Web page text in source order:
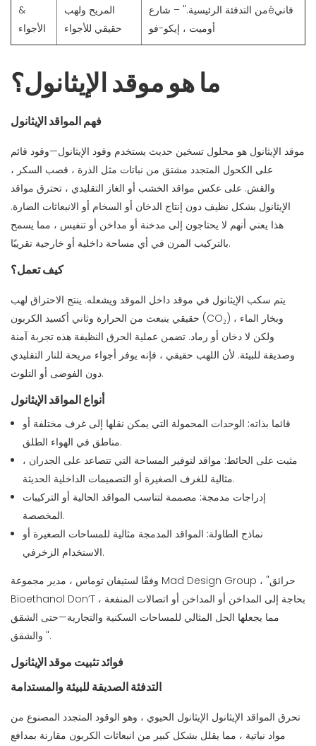
&
الأجواء
المريح ولهب
حقيقي للأجواء
من التدفئة الرئيسية." – شارعéفاني
أوميت ، إيكو-فو
ما هو موقد الإيثانول؟
فهم المواقد الإيثانول
موقد الإيثانول هو محلول تسخين حديث يستخدم وقود الإيثانول—وقود قائم
على الكحول المتجدد مشتق من نباتات مثل الذرة ، قصب السكر ،
والقش. على عكس مواقد الخشب أو الغاز التقليدي ، تحترق مواقد
الإيثانول بشكل نظيف دون إنتاج الدخان أو السخام أو الانبعاثات الضارة.
هذا يعني أنهم لا يحتاجون إلى مدخنة أو مداخن أو تنفيس ، مما يسمح
بالتركيب المرن في أي مساحة داخلية أو خارجية تقريبًا.
كيف تعمل؟
يتم سكب الإيثانول في موقد داخل الموقد ويشعله. ينتج الاحتراق لهب
حقيقي ينبعث من الحرارة وثاني أكسيد الكربون (CO₂) وبخار الماء ،
ولكن لا دخان أو رماد. تضمن عملية الحرق النظيفة هذه تجربة آمنة
وصديقة للبيئة. لأن اللهب حقيقي ، فإنه يوفر أجواء مريحة للنار التقليدي
دون الفوضى أو التلوث.
أنواع المواقد الإيثانول
قائما بذاته: الوحدات المحمولة التي يمكن نقلها إلى غرف مختلفة أو
مناطق في الهواء الطلق.
مثبت على الحائط: مواقد لتوفير المساحة التي تتصاعد على الجدران ،
مثالية للغرف الصغيرة أو التصميمات الداخلية الحديثة.
إدراجات مدمجة: مصممة لتناسب المواقد الحالية أو التركيبات
المخصصة.
نماذج الطاولة: المواقد المدمجة مثالية للمساحات الصغيرة أو
الاستخدام الزخرفي.
وفقًا لستيفان توماس ، مدير مجموعة Mad Design Group ، "حرائق
Bioethanol Don’T بحاجة إلى المداخن أو المداخن أو اتصالات المنفعة ،
مما يجعلها الحل المثالي للمساحات السكنية والتجارية—حتى الشقق
والشقق ".
فوائد تثبيت موقد الإيثانول
التدفئة الصديقة للبيئة والمستدامة
تحرق المواقد الإيثانول الإيثانول الحيوي ، وهو الوقود المتجدد المصنوع من
مواد نباتية ، مما يقلل بشكل كبير من انبعاثات الكربون مقارنة بمدافع